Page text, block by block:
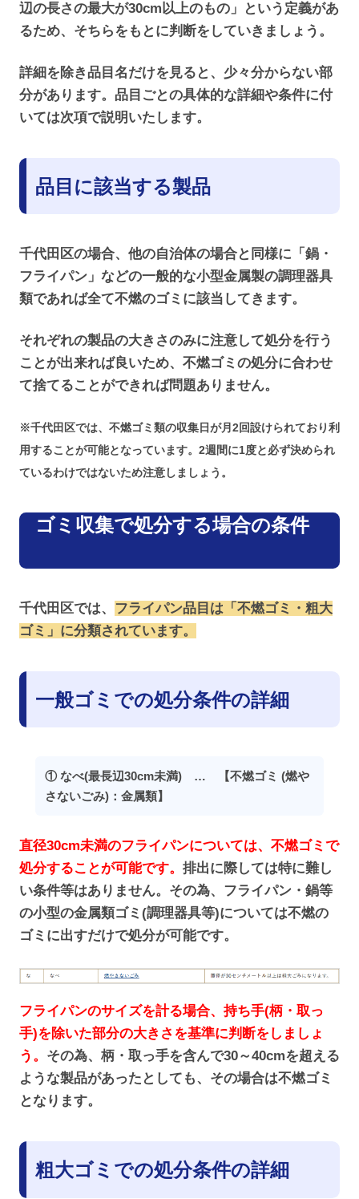
辺の長さの最大が30cm以上のもの」という定義があ
るため、そちらをもとに判断をしていきましょう。
詳細を除き品目名だけを見ると、少々分からない部
分があります。品目ごとの具体的な詳細や条件に付
いては次項で説明いたします。
品目に該当する製品
千代田区の場合、他の自治体の場合と同様に「鍋・
フライパン」などの一般的な小型金属製の調理器具
類であれば全て不燃のゴミに該当してきます。
それぞれの製品の大きさのみに注意して処分を行う
ことが出来れば良いため、不燃ゴミの処分に合わせ
て捨てることができれば問題ありません。
※千代田区では、不燃ゴミ類の収集日が月2回設けられており利
用することが可能となっています。2週間に1度と必ず決められ
ているわけではないため注意しましょう。
ゴミ収集で処分する場合の条件
千代田区では、 フライパン品目は「不燃ゴミ・粗大
ゴミ」に分類されています。
一般ゴミでの処分条件の詳細
① なべ(最長辺30cm未満) … 【不燃ゴミ (燃や
さないごみ)：金属類】
直径30cm未満のフライパンについては、不燃ゴミで
処分することが可能です。 排出に際しては特に難し
い条件等はありません。その為、フライパン・鍋等
の小型の金属類ゴミ(調理器具等)については不燃の
ゴミに出すだけで処分が可能です。
フライパンのサイズを計る場合、持ち手(柄・取っ
手)を除いた部分の大きさを基準に判断をしましょ
う。 その為、柄・取っ手を含んで30～40cmを超える
ような製品があったとしても、その場合は不燃ゴミ
となります。
粗大ゴミでの処分条件の詳細